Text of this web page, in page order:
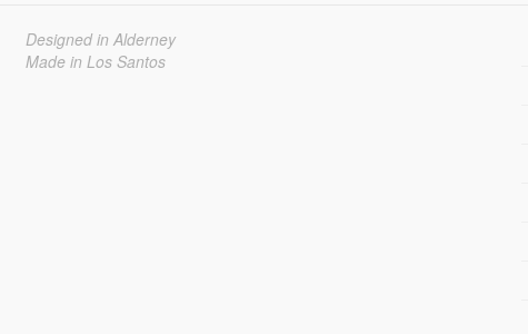
Designed in Alderney
Made in Los Santos